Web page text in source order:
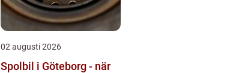
02 augusti 2026
Spolbil i Göteborg - när